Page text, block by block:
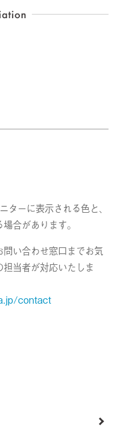
ーに表示される色と、
合があります。
い合わせ窓口までお気
当者が対応いたしま
contact